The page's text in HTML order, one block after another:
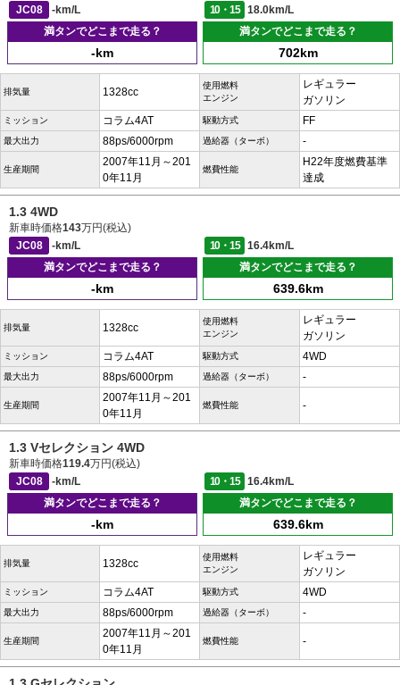
JC08
-km/L 10・15
18.0km/L
満タンでどこまで走る？
-km
満タンでどこまで走る？
702km
排気量 1328cc
使用燃料
エンジン
レギュラー
ガソリン
ミッション コラム4AT 駆動方式 FF
最大出力 88ps/6000rpm 過給器（ターボ） -
生産期間
2007年11月～201
0年11月
燃費性能
H22年度燃費基準
達成
1.3 4WD
新車時価格143万円(税込)
JC08
-km/L 10・15
16.4km/L
満タンでどこまで走る？
-km
満タンでどこまで走る？
639.6km
排気量 1328cc
使用燃料
エンジン
レギュラー
ガソリン
ミッション コラム4AT 駆動方式 4WD
最大出力 88ps/6000rpm 過給器（ターボ） -
生産期間
2007年11月～201
0年11月
燃費性能 -
1.3 Vセレクション 4WD
新車時価格119.4万円(税込)
JC08
-km/L 10・15
16.4km/L
満タンでどこまで走る？
-km
満タンでどこまで走る？
639.6km
排気量 1328cc
使用燃料
エンジン
レギュラー
ガソリン
ミッション コラム4AT 駆動方式 4WD
最大出力 88ps/6000rpm 過給器（ターボ） -
生産期間
2007年11月～201
0年11月
燃費性能 -